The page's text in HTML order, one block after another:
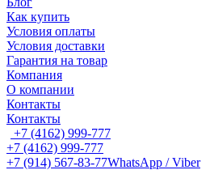
Как купить
Условия оплаты
Условия доставки
Гарантия на товар
Компания
О компании
Контакты
Контакты
+7 (4162) 999-777
+7 (4162) 999-777
+7 (914) 567-83-77WhatsApp / Viber